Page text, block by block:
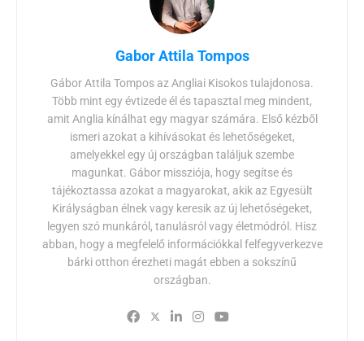
Gabor Attila Tompos
Gábor Attila Tompos az Angliai Kisokos tulajdonosa.
Több mint egy évtizede él és tapasztal meg mindent,
amit Anglia kínálhat egy magyar számára. Első kézből
ismeri azokat a kihívásokat és lehetőségeket,
amelyekkel egy új országban találjuk szembe
magunkat. Gábor missziója, hogy segítse és
tájékoztassa azokat a magyarokat, akik az Egyesült
Királyságban élnek vagy keresik az új lehetőségeket,
legyen szó munkáról, tanulásról vagy életmódról. Hisz
abban, hogy a megfelelő információkkal felfegyverkezve
bárki otthon érezheti magát ebben a sokszínű
országban.